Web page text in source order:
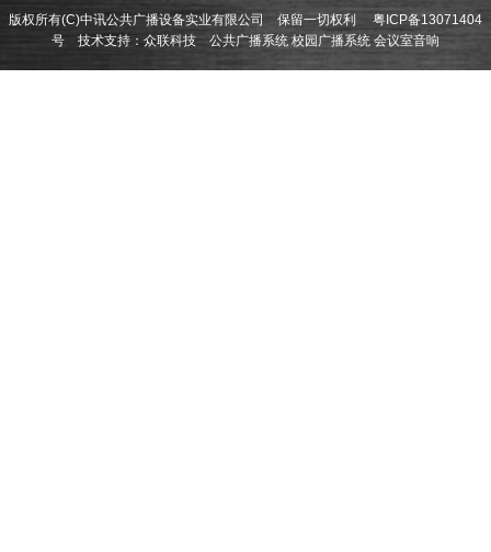
版权所有(C)中讯公共广播设备实业有限公司 保留一切权利 粤ICP备13071404
号 技术支持： 众联科技 公共广播系统 校园广播系统 会议室音响